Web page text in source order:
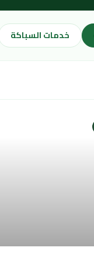
خدمات السباكة